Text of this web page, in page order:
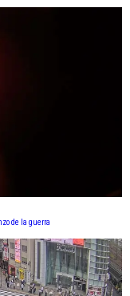
de la guerra